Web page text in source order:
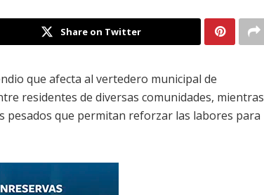
Share on Twitter
que afecta al vertedero municipal de
residentes de diversas comunidades, mientras
pesados que permitan reforzar las labores para